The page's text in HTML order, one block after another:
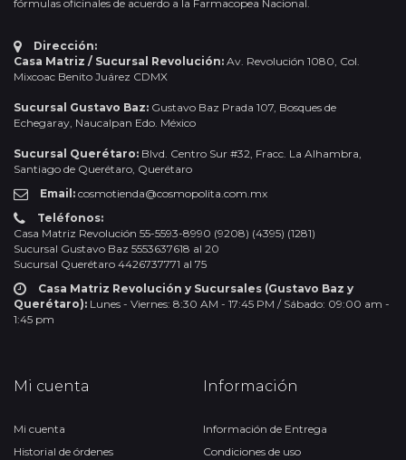
fórmulas oficinales de acuerdo a la Farmacopea Nacional.
Dirección:
Casa Matriz / Sucursal Revolución: Av. Revolución 1080, Col.
Mixcoac Benito Juárez CDMX
Sucursal Gustavo Baz: Gustavo Baz Prada 107, Bosques de
Echegaray, Naucalpan Edo. México
Sucursal Querétaro: Blvd. Centro Sur #32, Fracc. La Alhambra,
Santiago de Querétaro, Querétaro
Email: cosmotienda@cosmopolita.com.mx
Teléfonos:
Casa Matriz Revolución 55-5593-8990 (9208) (4395) (1281)
Sucursal Gustavo Baz 5553637618 al 20
Sucursal Querétaro 4426737771 al 75
Casa Matriz Revolución y Sucursales (Gustavo Baz y
Querétaro): Lunes - Viernes: 8:30 AM - 17:45 PM / Sábado: 09:00 am -
1:45 pm
Mi cuenta
Mi cuenta
Historial de órdenes
Información
Información de Entrega
Condiciones de uso